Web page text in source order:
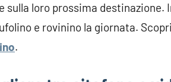
sulla loro prossima
e rovinino la giornata.
.